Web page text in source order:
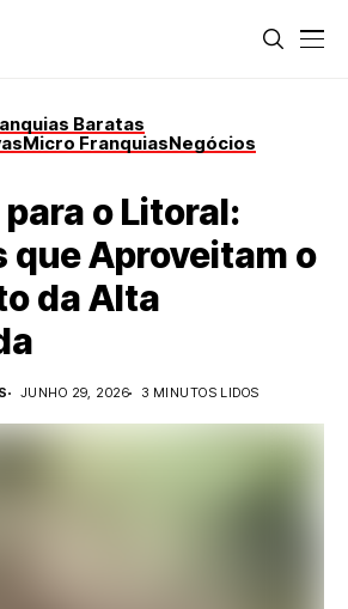
Baratas
Micro FranquiasNegócios
o Litoral:
que Aproveitam o
da Alta
JUNHO 29, 2026
3 MINUTOS LIDOS